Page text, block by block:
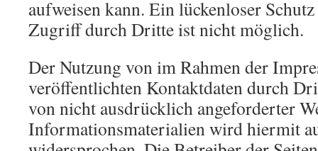
aufweisen kann. Ein lückenloser
Zugriff durch Dritte ist nicht möglich.
Der Nutzung von im Rahmen der
veröffentlichten Kontaktdaten durch
von nicht ausdrücklich angeforderter
Informationsmaterialien wird hiermit